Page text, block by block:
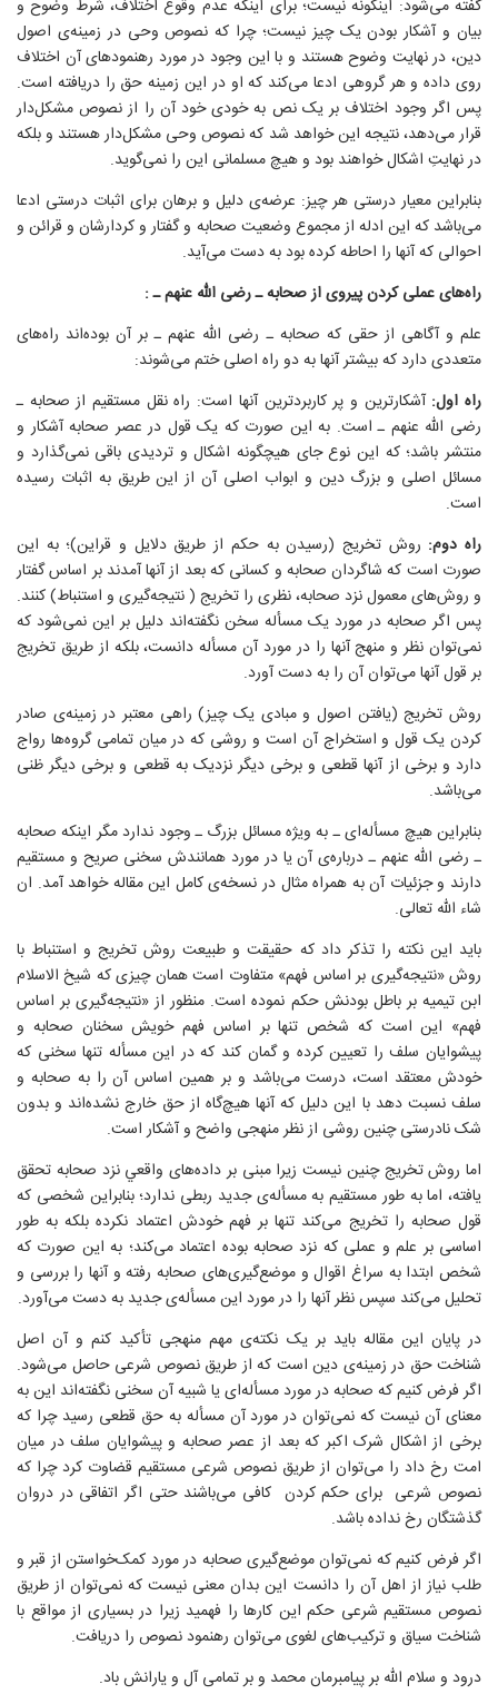
گفته می‌شود: اینگونه نیست؛ برای‌ اینکه عدم وقوع اختلاف، شرط وضوح و
بیان و آشکار بودن یک چیز نیست؛ چرا که نصوص وحی در زمینه‌ی اصول
دین، در نهایت وضوح هستند و با این وجود در مورد رهنمودهای آن اختلاف
روی داده و هر گروهی ادعا می‌کند که او در این زمینه حق را دریافته است.
پس اگر وجود اختلاف بر یک نص به خودی خود آن را از نصوص مشکل‌دار
قرار می‌دهد، نتیجه این خواهد شد که نصوص وحی مشکل‌دار هستند و بلکه
در نهایتِ اشکال خواهند بود و هیچ مسلمانی این را نمی‌گوید.
بنابراین معیار درستی هر چیز: عرضه‌ی دلیل و برهان برای اثبات درستی ادعا
می‌باشد که این ادله از مجموع وضعیت صحابه و گفتار و کردارشان و قرائن و
احوالی که آنها را احاطه کرده بود به دست می‌آید.
راه‌های عملی کردن پیروی از صحابه ـ رضی الله عنهم ـ :
علم و آگاهی از حقی که صحابه ـ رضی الله عنهم ـ بر آن بوده‌اند راه‌های
متعددی دارد که بیشتر آنها به دو راه اصلی ختم می‌شوند:
راه اول: آشکارترین و پر کاربردترین آنها است: راه نقل مستقیم از صحابه ـ
رضی الله عنهم ـ است. به این صورت که یک قول در عصر صحابه آشکار و
منتشر باشد؛ که این نوع جای هیچگونه اشکال و تردیدی باقی نمی‌گذارد و
مسائل اصلی و بزرگ دین و ابواب اصلی آن از این طریق به اثبات رسیده
است.
راه دوم: روش تخریج (رسیدن به حکم از طریق دلایل و قراین)؛ به این
صورت است که شاگردان صحابه و کسانی که بعد از آنها آمدند بر اساس گفتار
و روش‌های معمول نزد صحابه، نظری را تخریج ( نتیجه‌گیری و استنباط) کنند.
پس اگر صحابه در مورد یک مسأله سخن نگفته‌اند دلیل بر این نمی‌شود که
نمی‌توان نظر و منهج آنها را در مورد آن مسأله دانست، بلکه از طریق تخریج
بر قول آنها می‌توان آن را به دست آورد.
روش تخریج (یافتن اصول و مبادی یک چیز) راهی معتبر در زمینه‌ی صادر
کردن یک قول و استخراج آن است و روشی که در میان تمامی گروه‌ها رواج
دارد و برخی از آنها قطعی و برخی دیگر نزدیک به قطعی و برخی دیگر ظنی
می‌باشد.
بنابراین هیچ مسأله‌ای ـ به ویژه مسائل بزرگ ـ وجود ندارد مگر اینکه صحابه
ـ رضی الله عنهم ـ درباره‌ی آن یا در مورد همانندش سخنی صریح و مستقیم
دارند و جزئیات آن به همراه مثال در نسخه‌ی کامل این مقاله خواهد آمد. ان
شاء الله تعالی.
باید این نکته را تذکر داد که حقیقت و طبیعت روش تخریج و استنباط با
روش «نتیجه‌گیری بر اساس فهم» متفاوت است همان چیزی که شیخ الاسلام
ابن تیمیه بر باطل بودنش حکم نموده است. منظور از «نتیجه‌گیری بر اساس
فهم» این است که شخص تنها بر اساس فهم خویش سخنان صحابه و
پیشوایان سلف را تعیین کرده و گمان کند که در این مسأله تنها سخنی که
خودش معتقد است، درست می‌باشد و بر همین اساس آن را به صحابه و
سلف نسبت دهد با این دلیل که آنها هیچ‌گاه از حق خارج نشده‌اند و بدون
شک نادرستی چنین روشی از نظر منهجی واضح و آشکار است.
اما روش تخریج چنین نیست زیرا مبنی بر داده‌های واقعي نزد صحابه تحقق
یافته، اما به طور مستقیم به مسأله‌ی جدید ربطی ندارد؛ بنابراین شخصی که
قول صحابه را تخریج می‌کند تنها بر فهم خودش اعتماد نکرده بلکه به طور
اساسی بر علم و عملی که نزد صحابه بوده اعتماد می‌کند؛ به این صورت که
شخص ابتدا به سراغ اقوال و موضع‌گیری‌های صحابه رفته و آنها را بررسی و
تحلیل می‌کند سپس نظر آنها را در مورد این مسأله‌ی جدید به دست می‌آورد.
در پایان این مقاله باید بر یک نکته‌ی مهم منهجی تأکید کنم و آن اصل
شناخت حق در زمینه‌ی دین است که از طریق نصوص شرعی حاصل می‌شود.
اگر فرض کنیم که صحابه در مورد مسأله‌ای یا شبیه آن سخنی نگفته‌اند این به
معنای آن نیست که نمی‌توان در مورد آن مسأله به حق قطعی رسید چرا که
برخی از اشکال شرک اکبر که بعد از عصر صحابه و پیشوایان سلف در میان
امت رخ داد را می‌توان از طریق نصوص شرعی مستقیم قضاوت کرد چرا که
نصوص شرعی برای حکم کردن کافی می‌باشند حتی اگر اتفاقی در دروان
گذشتگان رخ نداده باشد.
اگر فرض کنیم که نمی‌توان موضع‌گیری صحابه در مورد کمک‌خواستن از قبر و
طلب نیاز از اهل آن را دانست این بدان معنی نیست که نمی‌توان از طریق
نصوص مستقیم شرعی حکم این کارها را فهمید زیرا در بسیاری از مواقع با
شناخت سیاق و ترکیب‌های لغوی می‌توان رهنمود نصوص را دریافت.
درود و سلام الله بر پیامبرمان محمد و بر تمامی آل و یارانش باد.